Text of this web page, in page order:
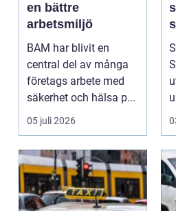
en bättre
arbetsmiljö
BAM har blivit en
central del av många
företags arbete med
säkerhet och hälsa p...
05 juli 2026